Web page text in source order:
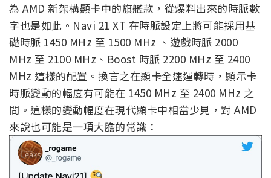
為 AMD 新架構顯卡中的旗艦款，從爆料出來的時脈數
字也是如此。Navi 21 XT 在時脈設定上將可能採用基
礎時脈 1450 MHz 至 1500 MHz 、遊戲時脈 2000
MHz 至 2100 MHz、Boost 時脈 2200 MHz 至 2400
MHz 這樣的配置。換言之在顯卡全速運轉時，顯示卡
時脈變動的幅度有可能在 1450 MHz 至 2400 MHz 之
間。這樣的變動幅度在現代顯卡中相當少見，對 AMD
來說也可能是一項大膽的常識：